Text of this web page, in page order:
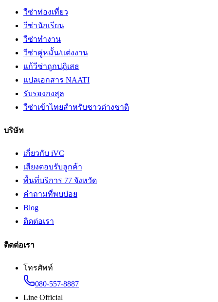
วีซ่าท่องเที่ยว
วีซ่านักเรียน
วีซ่าทำงาน
วีซ่าคู่หมั้น/แต่งงาน
แก้วีซ่าถูกปฏิเสธ
แปลเอกสาร NAATI
รับรองกงสุล
วีซ่าเข้าไทยสำหรับชาวต่างชาติ
บริษัท
เกี่ยวกับ iVC
เสียงตอบรับลูกค้า
พื้นที่บริการ 77 จังหวัด
คำถามที่พบบ่อย
Blog
ติดต่อเรา
ติดต่อเรา
โทรศัพท์
080-557-8887
Line Official